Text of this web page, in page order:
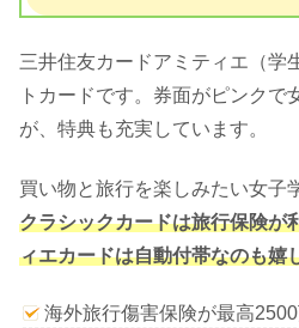
三井住友カードアミティエ（学
トカードです。券面がピンクで
が、特典も充実しています。
買い物と旅行を楽しみたい女子
クラシックカードは旅行保険が
ィエカードは自動付帯なのも嬉
海外旅行傷害保険が最高